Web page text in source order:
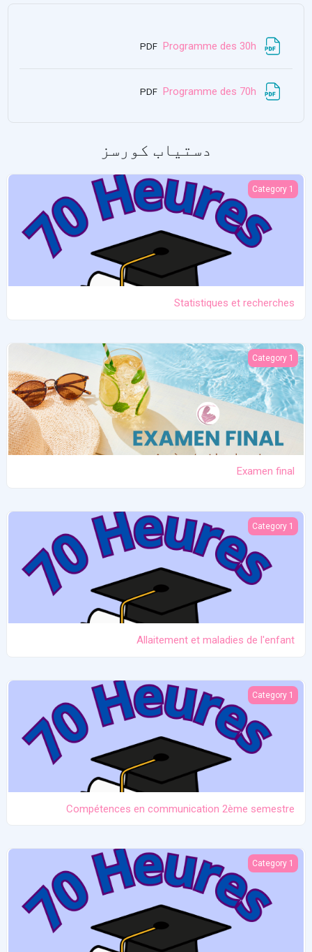
Programme des 30h فائل
PDF
Programme des 70h فائل
PDF
دستیاب کورسز
Statistiques et recherches
Category 1
Statistiques et recherches
Examen final
Category 1
Examen final
Allaitement et maladies de l'enfant
Category 1
Allaitement et maladies de l'enfant
Compétences en communication 2ème semestre
Category 1
Compétences en communication 2ème semestre
Maladie non infectieuses de la mère
Category 1